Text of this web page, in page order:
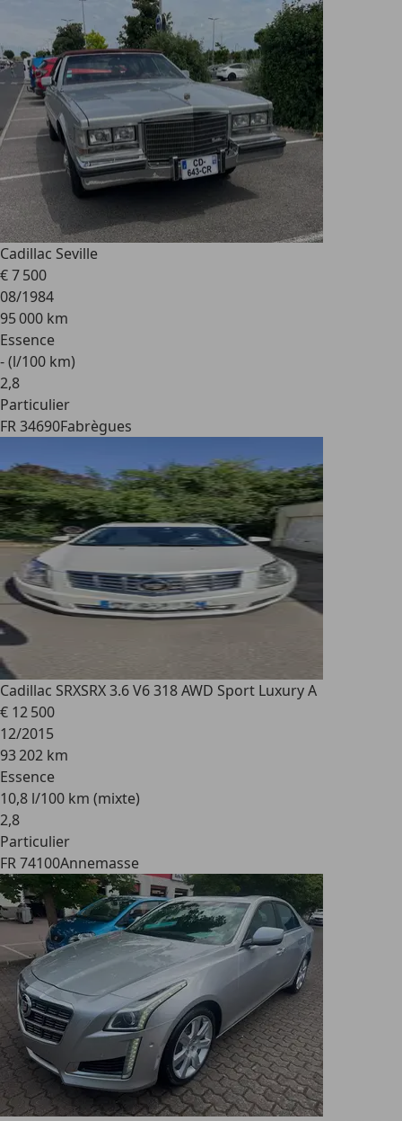
Cadillac Seville
€ 7 500
08/1984
95 000 km
Essence
- (l/100 km)
2,8
Particulier
FR 34690Fabrègues
Cadillac SRXSRX 3.6 V6 318 AWD Sport Luxury A
€ 12 500
12/2015
93 202 km
Essence
10,8 l/100 km (mixte)
2,8
Particulier
FR 74100Annemasse